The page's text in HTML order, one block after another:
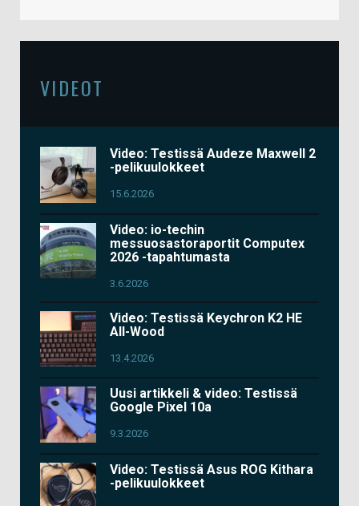
VIDEOT
Video: Testissä Audeze Maxwell 2
-pelikuulokkeet
15.6.2026
Video: io-techin
messuosastoraportit Computex
2026 -tapahtumasta
3.6.2026
Video: Testissä Keychron K2 HE
All-Wood
13.4.2026
Uusi artikkeli & video: Testissä
Google Pixel 10a
9.3.2026
Video: Testissä Asus ROG Kithara
-pelikuulokkeet